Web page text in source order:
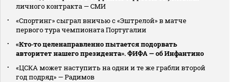
личного контракта — СМИ
«Спортинг» сыграл вничью с «Эштрелой» в матче
первого тура чемпионата Португалии
«Кто‑то целенаправленно пытается подорвать
авторитет нашего президента». ФИФА — об Инфантино
«ЦСКА может наступить на одни и те же грабли второй
год подряд» — Радимов